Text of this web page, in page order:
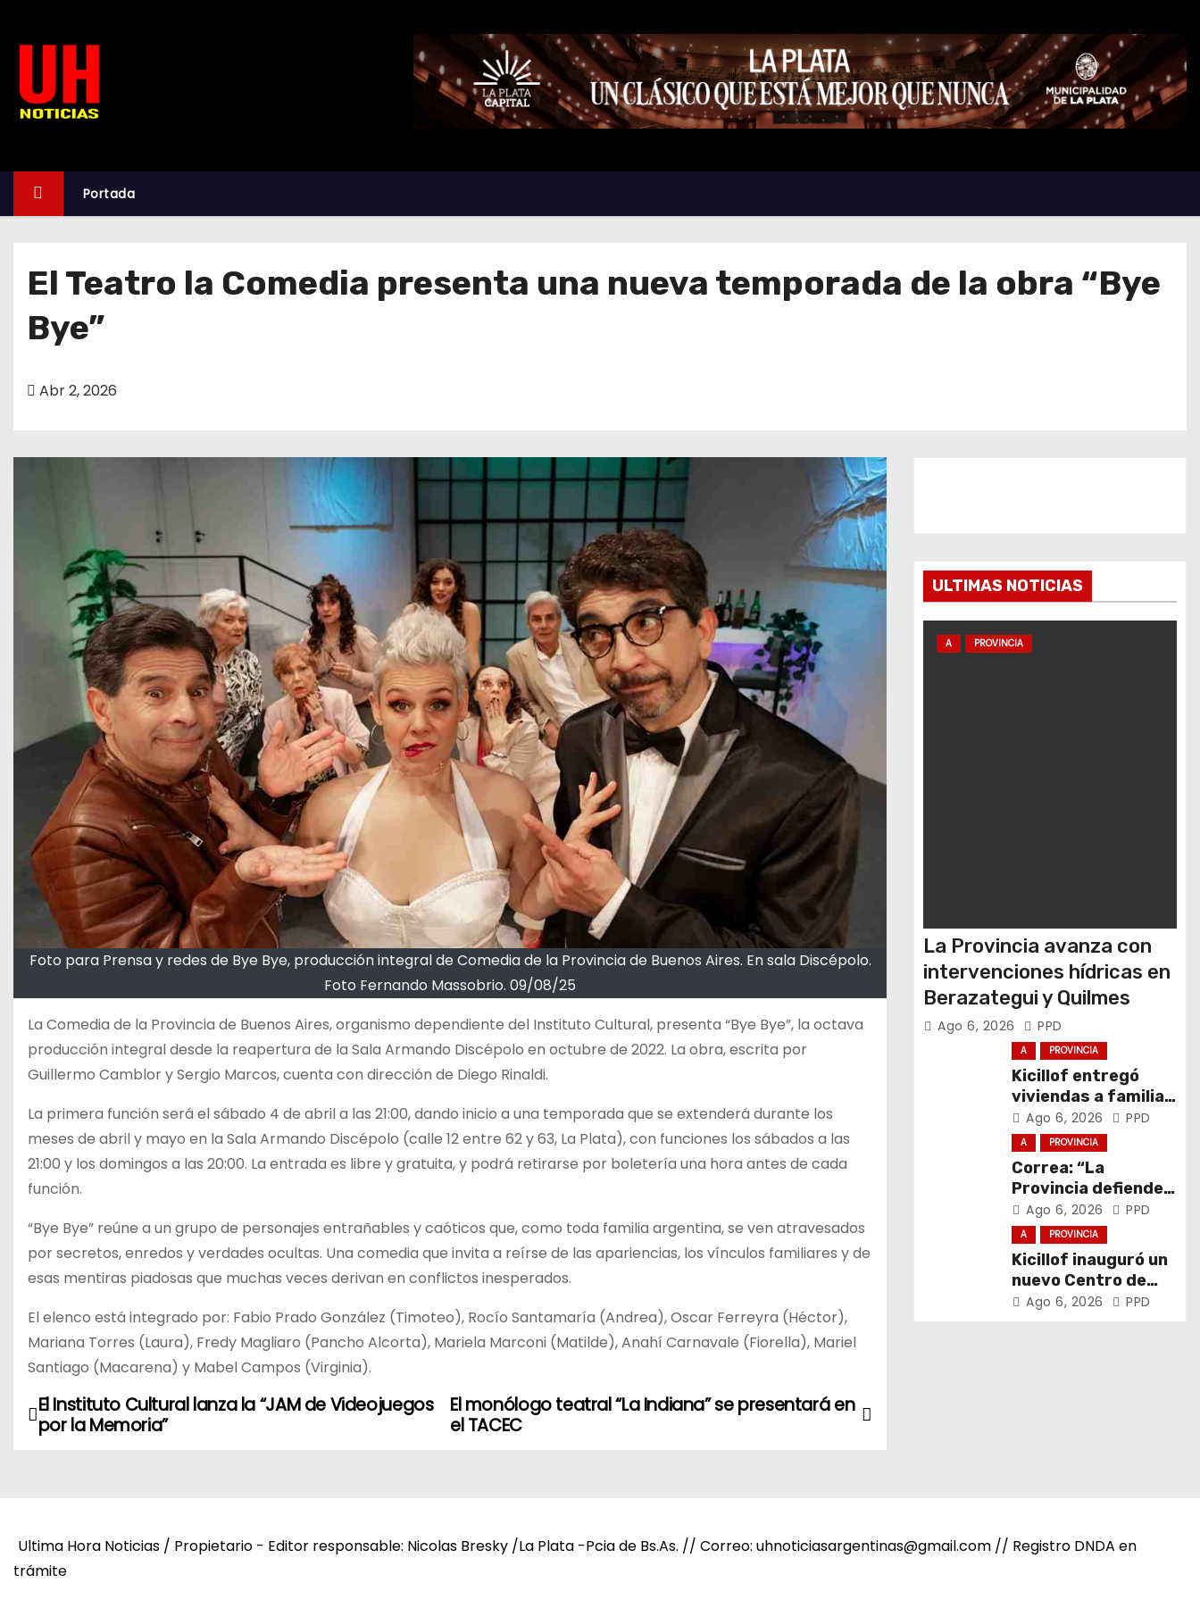
n
Portada
El Teatro la Comedia presenta una nueva temporada de la obra “Bye
Bye”
Abr 2, 2026
Foto para Prensa y redes de Bye Bye, producción integral de Comedia de la Provincia de Buenos Aires. En sala Discépolo.
Foto Fernando Massobrio. 09/08/25
La Comedia de la Provincia de Buenos Aires, organismo dependiente del Instituto Cultural, presenta “Bye Bye”, la octava
producción integral desde la reapertura de la Sala Armando Discépolo en octubre de 2022. La obra, escrita por
Guillermo Camblor y Sergio Marcos, cuenta con dirección de Diego Rinaldi.
La primera función será el sábado 4 de abril a las 21:00, dando inicio a una temporada que se extenderá durante los
meses de abril y mayo en la Sala Armando Discépolo (calle 12 entre 62 y 63, La Plata), con funciones los sábados a las
21:00 y los domingos a las 20:00. La entrada es libre y gratuita, y podrá retirarse por boletería una hora antes de cada
función.
“Bye Bye” reúne a un grupo de personajes entrañables y caóticos que, como toda familia argentina, se ven atravesados
por secretos, enredos y verdades ocultas. Una comedia que invita a reírse de las apariencias, los vínculos familiares y de
esas mentiras piadosas que muchas veces derivan en conflictos inesperados.
El elenco está integrado por: Fabio Prado González (Timoteo), Rocío Santamaría (Andrea), Oscar Ferreyra (Héctor),
Mariana Torres (Laura), Fredy Magliaro (Pancho Alcorta), Mariela Marconi (Matilde), Anahí Carnavale (Fiorella), Mariel
Santiago (Macarena) y Mabel Campos (Virginia).
N
g
El monólogo teatral “La Indiana” se presentará en
el TACEC
El Instituto Cultural lanza la “JAM de Videojuegos
por la Memoria”
ULTIMAS NOTICIAS
A PROVINCIA
La Provincia avanza con
intervenciones hídricas en
Berazategui y Quilmes
Ago 6, 2026 PPD
A PROVINCIA
Kicillof entregó
viviendas a familias
de General La
Madrid
Ago 6, 2026 PPD
A PROVINCIA
Correa: “La
Provincia defiende
el trabajo y la
soberanía sobre
puertos y ríos”
Ago 6, 2026 PPD
A PROVINCIA
Kicillof inauguró un
nuevo Centro de
Atención Primaria
Ago 6, 2026 PPD
Ultima Hora Noticias / Propietario - Editor responsable: Nicolas Bresky /La Plata -Pcia de Bs.As. // Correo: uhnoticiasargentinas@gmail.com // Registro DNDA en
trámite